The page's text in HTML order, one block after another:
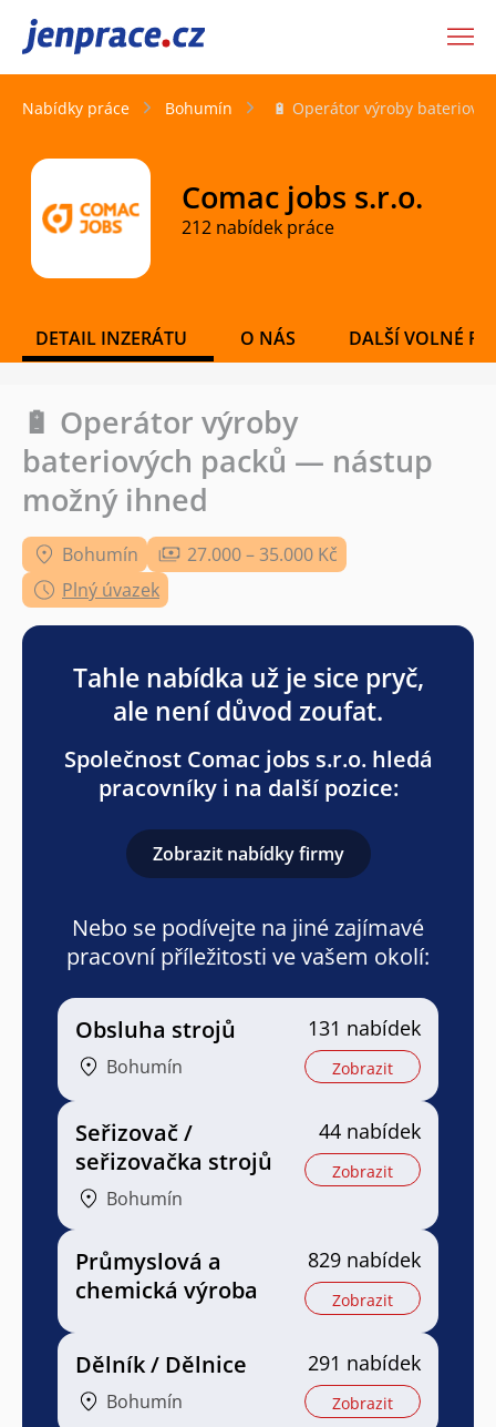
JenPráce.cz
Nabídky práce Bohumín 🔋 Operátor výroby
Comac jobs s.r.o.
212 nabídek práce
DETAIL INZERÁTU O NÁS DALŠÍ VOLNÉ
🔋 Operátor výroby
bateriových packů — nástup
možný ihned
Bohumín
27.000 – 35.000 Kč
Plný úvazek
Tahle nabídka už je sice pryč,
ale není důvod zoufat.
Společnost Comac jobs s.r.o. hledá
pracovníky i na další pozice:
Zobrazit nabídky firmy
Nebo se podívejte na jiné zajímavé
pracovní příležitosti ve vašem okolí:
Obsluha strojů
Bohumín
131 nabídek
Zobrazit
Seřizovač /
seřizovačka strojů
Bohumín
44 nabídek
Zobrazit
Průmyslová a
chemická výroba
829 nabídek
Zobrazit
Dělník / Dělnice
Bohumín
291 nabídek
Zobrazit